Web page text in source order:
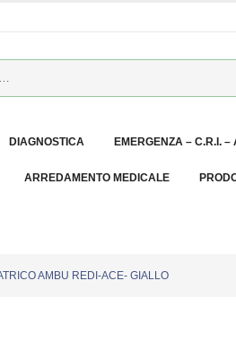
DIAGNOSTICA EMERGENZA – C.R.I. –
ARREDAMENTO MEDICALE
AMBU REDI-ACE- GIALLO